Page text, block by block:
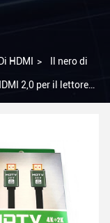
HDMI > Il nero di
2,0 per il lettore